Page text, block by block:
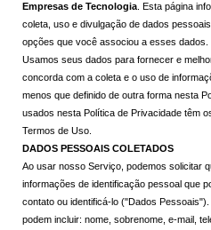
Empresas de Tecnologia . Esta página
coleta, uso e divulgação de dados
opções que você associou a esses dados.
Usamos seus dados para fornecer e
concorda com a coleta e o uso de
menos que definido de outra forma nesta
usados ​​nesta Política de Privacidade têm
Termos de Uso.
DADOS PESSOAIS COLETADOS
Ao usar nosso Serviço, podemos solicitar
informações de identificação pessoal que
contato ou identificá-lo ("Dados
podem incluir: nome, sobrenome, e-mail,